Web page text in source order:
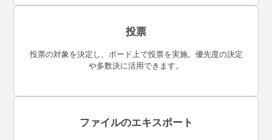
投票
投票の対象を決定し、ボード上で投票を実施。優先度の決定
や多数決に活用できます。
ファイルのエキスポート